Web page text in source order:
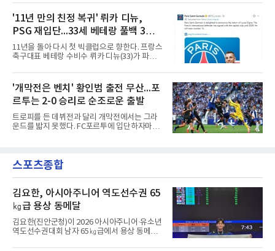
서 프로에 데뷔한 2000년생 수비형 미드필더인
그는 UD 알메리아(스페인)를 거
은 대학 무대를 지나 최근 K4리그 서산 파이오니
아FC에서 뛰었다. 180㎝의 신장을 갖춘 그에 대
해 서울 구단은 활동량과 기동력, 중원에서 공수
균형을 잡아주는 플레이가 강점이라고 설명했
다.영입 배경은 감독의 축구 색깔과 맞닿아 있다.
서울은 화려하지 않아도 끊임없이 움직이며 팀
에 헌신하는 김민준의 플레이를 높이 샀다. 많은
니라 성장 가능성까지 고려해 영입을 결정했다.
효과도 기대된다. K리그1
'11년 만의 친정 복귀' 뤼카 디뉴,
PSG 재입단...33세 베테랑 풀백 3년
계약
11년을 돌아 다시 첫 빅클럽으로 향한다. 프랑스
축구대표 베테랑 수비수 뤼카 디뉴(33)가 파리
10일(한국시간) 애스턴 빌라(잉글랜드)에서 뛰
어온 디뉴를 재영입했다고 발표했다. 계약 기간
은 2029년까지 3년이며, 등번호는 12번이다. 구
체적인 이적료는 공개되지 않았으나 영국 BBC
는 PSG가 왼쪽 풀백 디뉴의 바이아웃인 850만
파운드(약 162억원)를 애스턴 빌라에 지불하기
로 했다고 전했다.돌아오는 길은 길었다. 프랑스
프랑스컵 1회, 리그컵 2회 우승 등을 경험했다.
이후 AS로마 임대와 바르셀로나(스페
'개막전은 벤치' 황인범 출전 무산...포
르투는 2-0 승리로 순조로운 출발
트로피를 든 데뷔전과 달리 개막전에서는 그라
운드를 밟지 못했다. FC포르투에 입단하자마자
이스타디우 두 드라강에서 열린 알베르카와의
2026-2027 포르투갈 프리메이라리가 1라운드
킥에서 나왔다. 전반 9분 안드레 실바가 상대 골
키퍼의 반칙으로 얻은 페널티킥을 직접 성공시
켰고, 전반 44분에는 가브리 베이가가 또 한 번
의 페널티킥을 침착하게 마무리했다.이로써 지
난 시즌 챔피언 포르투는 리그 2연패이자 통산
32번째 우승을 향한 첫발을 기분 좋
스포츠종합
김요한, 아시아주니어 역도선수권 65
㎏급 용상 동메달
김요한(진안군청)이 2026 아시아주니어·유소년
역도선수권대회 남자 65㎏급에서 용상 동메달